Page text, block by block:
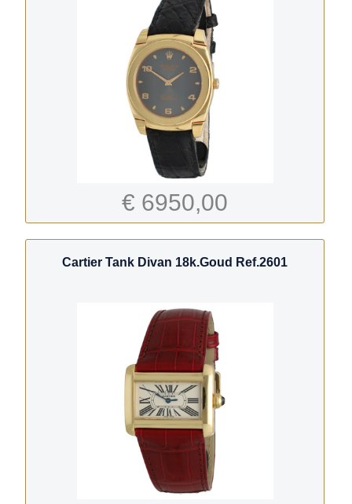
€ 6950,00
Cartier Tank Divan 18k.Goud Ref.2601